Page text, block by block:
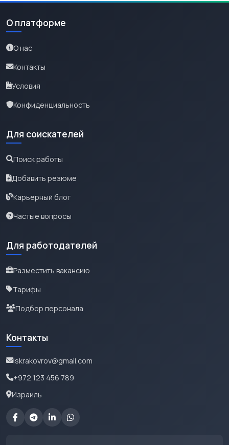
О платформе
О нас
Контакты
Условия
Конфиденциальность
Для соискателей
Поиск работы
Добавить резюме
Карьерный блог
Частые вопросы
Для работодателей
Разместить вакансию
Тарифы
Подбор персонала
Контакты
iskrakovrov@gmail.com
+972 123 456 789
Израиль